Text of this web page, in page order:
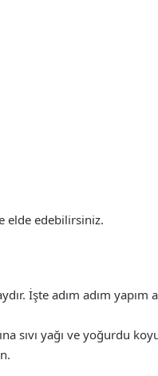
elde edebilirsiniz.
İşte adım adım yapım
sıvı yağı ve yoğurdu